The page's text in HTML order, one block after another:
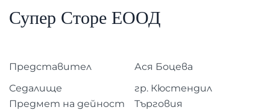
Супер Сторе ЕООД
Представител
Ася Боцева
Седалище
гр. Кюстендил
Предмет на дейност
Търговия